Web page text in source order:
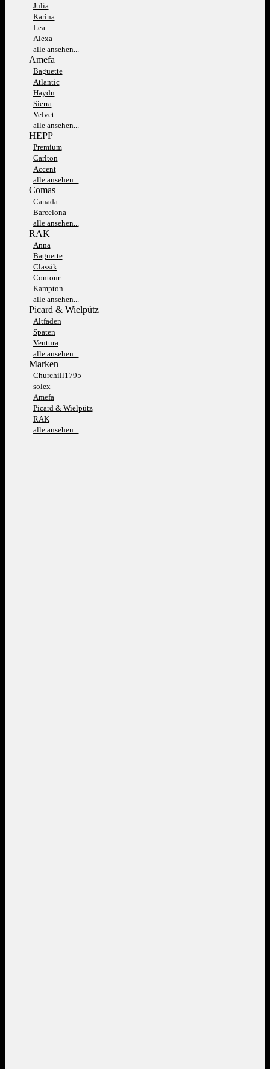
Julia
Karina
Lea
Alexa
alle ansehen...
Amefa
Baguette
Atlantic
Haydn
Sierra
Velvet
alle ansehen...
HEPP
Premium
Carlton
Accent
alle ansehen...
Comas
Canada
Barcelona
alle ansehen...
RAK
Anna
Baguette
Classik
Contour
Kampton
alle ansehen...
Picard & Wielpütz
Altfaden
Spaten
Ventura
alle ansehen...
Marken
Churchill1795
solex
Amefa
Picard & Wielpütz
RAK
alle ansehen...